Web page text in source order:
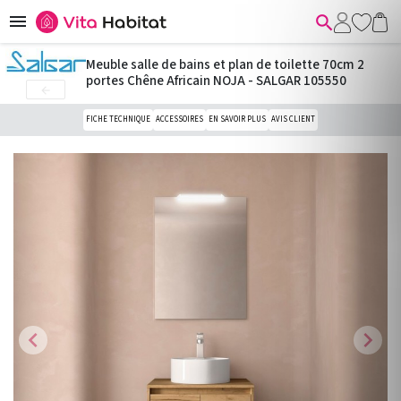
 
chevron_left chevron_right
Meuble salle de bains et plan de toilette 70cm 2
portes Chêne Africain NOJA - SALGAR 105550
FICHE TECHNIQUE ACCESSOIRES EN SAVOIR PLUS AVIS CLIENT